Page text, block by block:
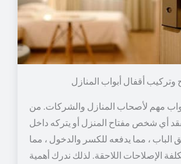
وتركيب أقفال أبواب المنازل
مهم لأصحاب المنازل والشركات. من
أي شخص مفتاح المنزل أو يتركه داخل
الباب ، مما يدفعه للكسر والدخول ، مما
الإصلاحات اللاحقة. لذلك ندرك أهمية